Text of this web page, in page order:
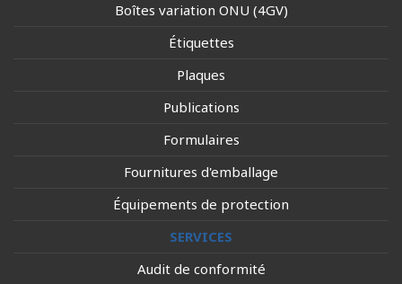
Boîtes variation ONU (4GV)
Étiquettes
Plaques
Publications
Formulaires
Fournitures d'emballage
Équipements de protection
SERVICES
Audit de conformité